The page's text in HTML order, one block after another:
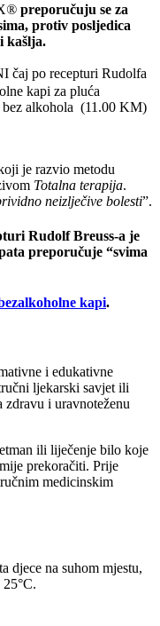
® preporučuju se za
protiv posljedica
kašlja.
čaj po recepturi Rudolfa
kapi za pluća
alkohola (11.00 KM)
je razvio metodu
Totalna terapija.
neizlječive bolesti”.
Rudolf Breuss-a je
preporučuje “svima
kapi.
i edukativne
ljekarski savjet ili
i uravnoteženu
ili liječenje bilo koje
prekoračiti. Prije
medicinskim
djece na suhom mjestu,